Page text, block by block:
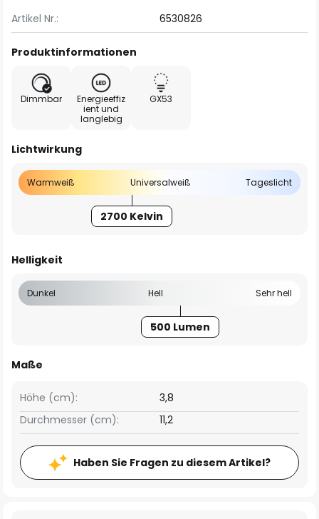
Artikel Nr.: 6530826
Produktinformationen
Dimmbar
Energieeffiz
ient und
langlebig
GX53
Lichtwirkung
Warmweiß Universalweiß Tageslicht
2700 Kelvin
Helligkeit
Dunkel Hell Sehr hell
500 Lumen
Maße
Höhe (cm):
3,8
Durchmesser (cm):
11,2
Haben Sie Fragen zu diesem Artikel?